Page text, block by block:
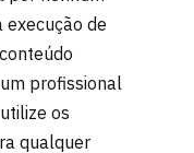
de
profissional
os
qualquer